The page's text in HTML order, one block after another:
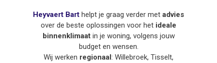
Heyvaert Bart helpt je graag verder met advies
over de beste oplossingen voor het ideale
binnenklimaatin je woning, volgens jouw
budget en wensen.
Wij werken regionaal: Willebroek, Tisselt,